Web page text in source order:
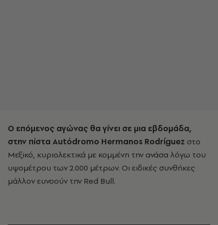
Ο επόμενος αγώνας θα γίνει σε μια εβδομάδα,
στην πίστα Autódromo Hermanos Rodríguez στο
Μεξικό, κυριολεκτικά με κομμένη την ανάσα λόγω του
υψομέτρου των 2.000 μέτρων. Οι ειδικές συνθήκες
μάλλον ευνοούν την Red Bull.